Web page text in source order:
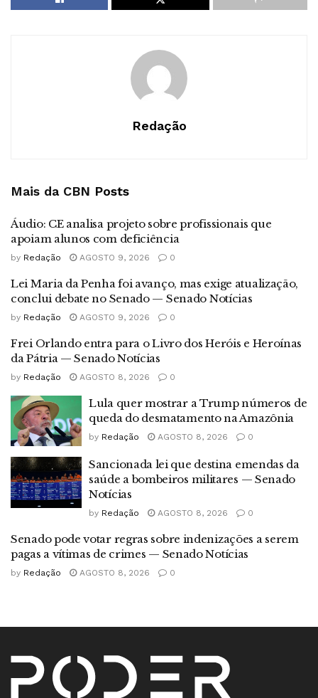
Redação
Mais da CBN Posts
Áudio: CE analisa projeto sobre profissionais que
apoiam alunos com deficiência
by Redação AGOSTO 9, 2026 0
Lei Maria da Penha foi avanço, mas exige atualização,
conclui debate no Senado — Senado Notícias
by Redação AGOSTO 9, 2026 0
Frei Orlando entra para o Livro dos Heróis e Heroínas
da Pátria — Senado Notícias
by Redação AGOSTO 8, 2026 0
Lula quer mostrar a Trump números de
queda do desmatamento na Amazônia
by Redação AGOSTO 8, 2026 0
Sancionada lei que destina emendas da
saúde a bombeiros militares — Senado
Notícias
by Redação AGOSTO 8, 2026 0
Senado pode votar regras sobre indenizações a serem
pagas a vítimas de crimes — Senado Notícias
by Redação AGOSTO 8, 2026 0